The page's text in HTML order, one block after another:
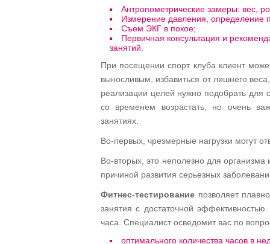
Антропометрические замеры: вес,
Измерение давления, определение
Съем ЭКГ в покое;
Первичная консультация и
занятий.
При посещении спорт клуба клиент
выносливым, избавиться от лишнего
реализации целей нужно подобрать для
со временем возрастать, но очень
занятиях.
Во-первых, чрезмерные нагрузки могут
Во-вторых, это неполезно для
причиной развития серьезных
Фитнес-тестирование позволяет
занятия с достаточной
часа. Специалист осведомит вас по
оптимального количества часов в